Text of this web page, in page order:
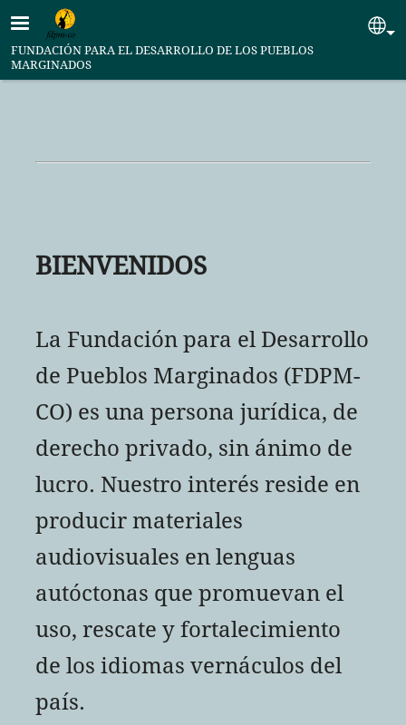
Pasar al contenido principal
FUNDACIÓN PARA EL DESARROLLO DE LOS PUEBLOS
MARGINADOS
BIENVENIDOS
La Fundación para el Desarrollo
de Pueblos Marginados (FDPM-
CO) es una persona jurídica, de
derecho privado, sin ánimo de
lucro. Nuestro interés reside en
producir materiales
audiovisuales en lenguas
autóctonas que promuevan el
uso, rescate y fortalecimiento
de los idiomas vernáculos del
país.